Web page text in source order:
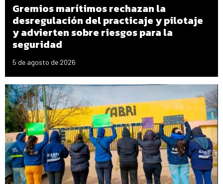
Gremios marítimos rechazan la
desregulación del practicaje y pilotaje
y advierten sobre riesgos para la
seguridad
5 de agosto de 2026